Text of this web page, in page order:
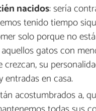
nacidos: sería
tenido tiempo
solo porque no
gatos con
crezcan, su
en casa.
acostumbrados a,